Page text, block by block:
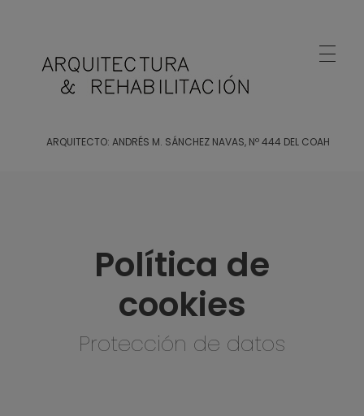
ARQUITECTO: ANDRÉS M. SÁNCHEZ NAVAS, Nº 444 DEL COAH
Política de
cookies
Protección de datos